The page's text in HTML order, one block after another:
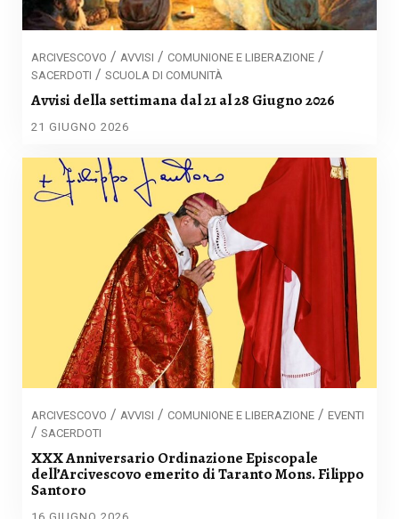
ARCIVESCOVO / AVVISI / COMUNIONE E LIBERAZIONE /
SACERDOTI / SCUOLA DI COMUNITÀ
Avvisi della settimana dal 21 al 28 Giugno 2026
21 GIUGNO 2026
ARCIVESCOVO / AVVISI / COMUNIONE E LIBERAZIONE / EVENTI
/ SACERDOTI
XXX Anniversario Ordinazione Episcopale
dell’Arcivescovo emerito di Taranto Mons. Filippo
Santoro